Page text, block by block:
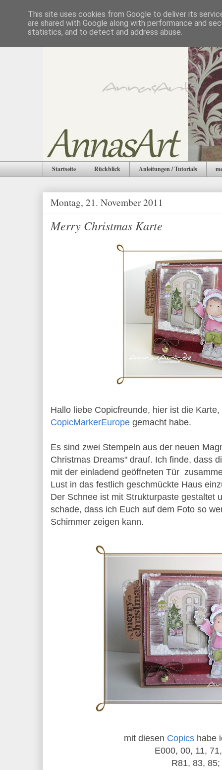
Startseite Rückblick Anleitungen / Tutorials
Montag, 21. November 2011
Merry Christmas Karte
Hallo liebe Copicfreunde, hier ist die
CopicMarkerEurope gemacht habe.
Es sind zwei Stempeln aus der neuen
Christmas Dreams" drauf. Ich finde, dass
mit der einladend geöffneten Tür
Lust in das festlich geschmückte Haus
Der Schnee ist mit Strukturpaste gestaltet
schade, dass ich Euch auf dem Foto so
Schimmer zeigen kann.
mit diesen Copics habe
E000, 00, 11,
R81, 83, 85;
This site uses cookies from Google to deliver its
are shared with Google along with performance and
statistics, and to detect and address abuse.